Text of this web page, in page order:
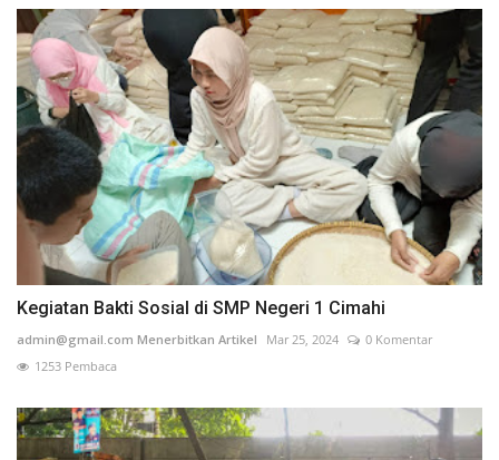
Kegiatan Bakti Sosial di SMP Negeri 1 Cimahi
admin@gmail.com Menerbitkan Artikel Mar 25, 2024
0 Komentar
1253 Pembaca